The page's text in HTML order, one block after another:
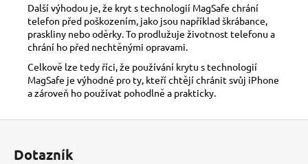
Další výhodou je, že kryt s technologií MagSafe chrání
telefon před poškozením, jako jsou například škrábance,
praskliny nebo oděrky. To prodlužuje životnost telefonu a
chrání ho před nechtěnými opravami.
Celkově lze tedy říci, že používání krytu s technologií
MagSafe je výhodné pro ty, kteří chtějí chránit svůj iPhone
a zároveň ho používat pohodlně a prakticky.
Dotazník